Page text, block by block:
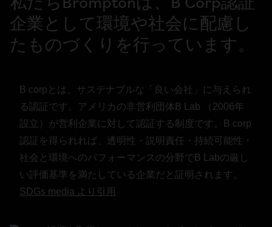
私たちBromptonは、B Corp認証
企業として環境や社会に配慮し
たものづくりを行っています。
B corpとは、サステナブルな「良い会社」に与えられ
る認証です。アメリカの非営利団体B Lab （2006年
設立）が営利企業に対して認証する制度です。B corp
認証を得られれば、透明性・説明責任・持続可能性・
社会と環境へのパフォーマンスの分野でB Labの厳し
い評価基準を満たしている企業だと証明されます。
SDGs media より引用